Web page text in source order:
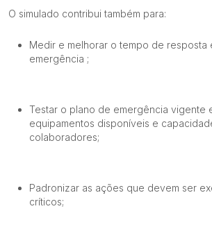
O simulado contribui também para:
Medir e melhorar o tempo de resposta
emergência ;
Testar o plano de emergência vigente
equipamentos disponíveis e
colaboradores;
Padronizar as ações que devem ser
críticos;